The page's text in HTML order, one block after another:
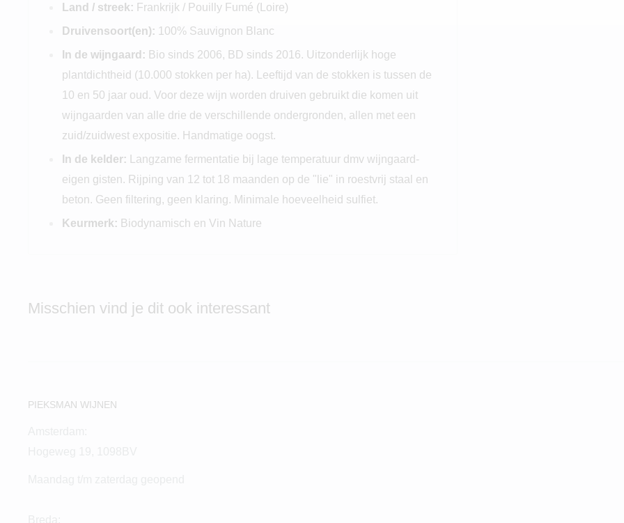
Land / streek: Frankrijk / Pouilly Fumé (Loire)
Druivensoort(en): 100% Sauvignon Blanc
In de wijngaard: Bio sinds 2006, BD sinds 2016. Uitzonderlijk hoge
plantdichtheid (10.000 stokken per ha). Leeftijd van de stokken is tussen de
10 en 50 jaar oud. Voor deze wijn worden druiven gebruikt die komen uit
wijngaarden van alle drie de verschillende ondergronden, allen met een
zuid/zuidwest expositie. Handmatige oogst.
In de kelder:
Langzame fermentatie bij lage temperatuur dmv wijngaard-
eigen gisten. Rijping van 12 tot 18 maanden op de "lie" in roestvrij staal en
beton. Geen filtering, geen klaring. Minimale hoeveelheid sulfiet.
Keurmerk: Biodynamisch en Vin Nature
Misschien vind je dit ook interessant
PIEKSMAN WIJNEN